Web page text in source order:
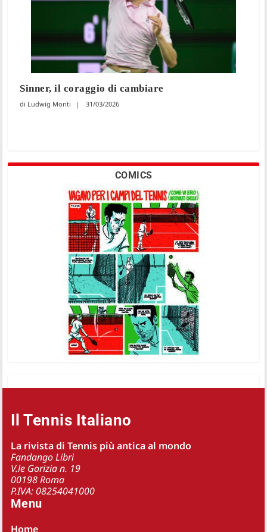
Sinner, il coraggio di cambiare
Ludwig Monti 31/03/2026
COMICS
Il Tennis Italiano
La rivista di Tennis più antica al mondo
Fandango Libri
V.le Gorizia n. 19
00198 Roma
P.IVA: 08254041000
Menu
Home